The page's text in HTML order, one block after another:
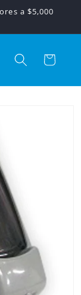
a $5,000
Carrito